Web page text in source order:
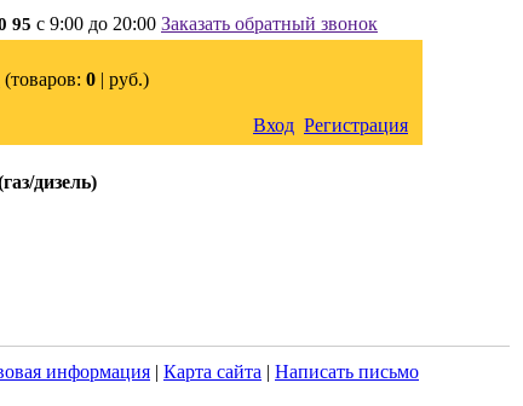
95 с 9:00 до 20:00 Заказать обратный звонок
(товаров: 0 | руб.)
Вход Регистрация
дизель)
информация | Карта сайта | Написать письмо